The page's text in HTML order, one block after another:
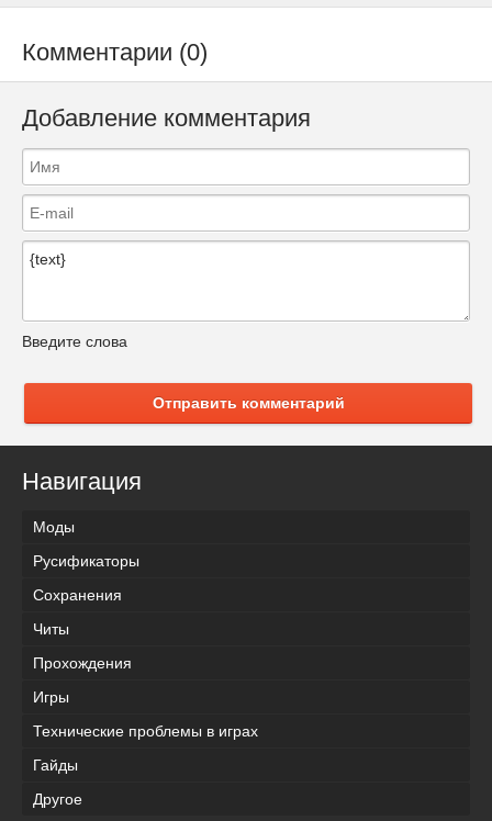
Комментарии (0)
Добавление комментария
Введите слова
Отправить комментарий
Навигация
Моды
Русификаторы
Сохранения
Читы
Прохождения
Игры
Технические проблемы в играх
Гайды
Другое